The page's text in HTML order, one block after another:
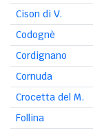
Cison di V.
Codognè
Cordignano
Cornuda
Crocetta del M.
Follina